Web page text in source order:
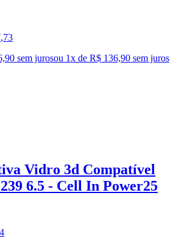
,73
sem jurosou 1x de R$ 136,90 sem juros
Vidro 3d Compatível
6.5 - Cell In Power25